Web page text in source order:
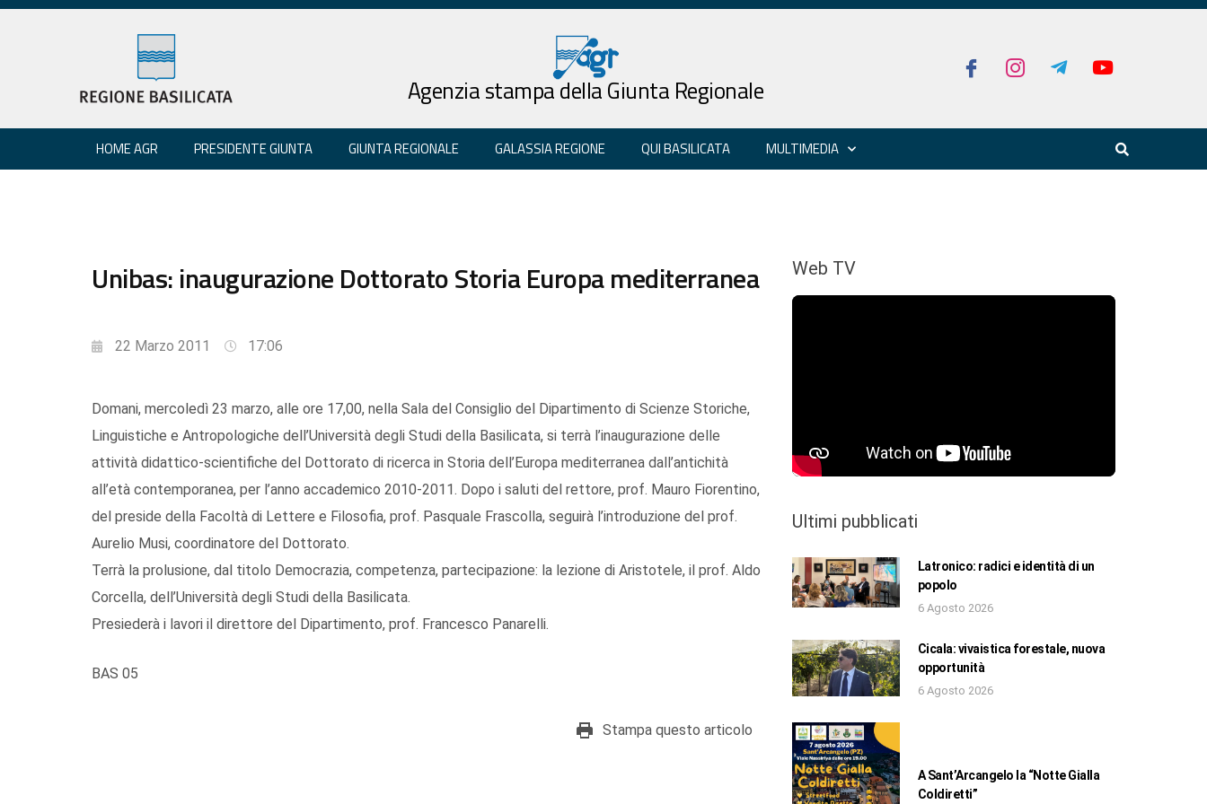
Agenzia stampa della Giunta Regionale
HOME AGR PRESIDENTE GIUNTA GIUNTA REGIONALE GALASSIA REGIONE QUI BASILICATA MULTIMEDIA
Unibas: inaugurazione Dottorato Storia Europa mediterranea
22 Marzo 2011 17:06
Domani, mercoledì 23 marzo, alle ore 17,00, nella Sala del Consiglio del Dipartimento di Scienze Storiche,
Linguistiche e Antropologiche dell’Università degli Studi della Basilicata, si terrà l’inaugurazione delle
attività didattico-scientifiche del Dottorato di ricerca in Storia dell’Europa mediterranea dall’antichità
all’età contemporanea, per l’anno accademico 2010-2011. Dopo i saluti del rettore, prof. Mauro Fiorentino,
del preside della Facoltà di Lettere e Filosofia, prof. Pasquale Frascolla, seguirà l’introduzione del prof.
Aurelio Musi, coordinatore del Dottorato.
Terrà la prolusione, dal titolo Democrazia, competenza, partecipazione: la lezione di Aristotele, il prof. Aldo
Corcella, dell’Università degli Studi della Basilicata.
Presiederà i lavori il direttore del Dipartimento, prof. Francesco Panarelli.
BAS 05
Stampa questo articolo
Web TV
Ultimi pubblicati
Latronico: radici e identità di un
popolo
6 Agosto 2026
Cicala: vivaistica forestale, nuova
opportunità
6 Agosto 2026
A Sant’Arcangelo la “Notte Gialla
Coldiretti”